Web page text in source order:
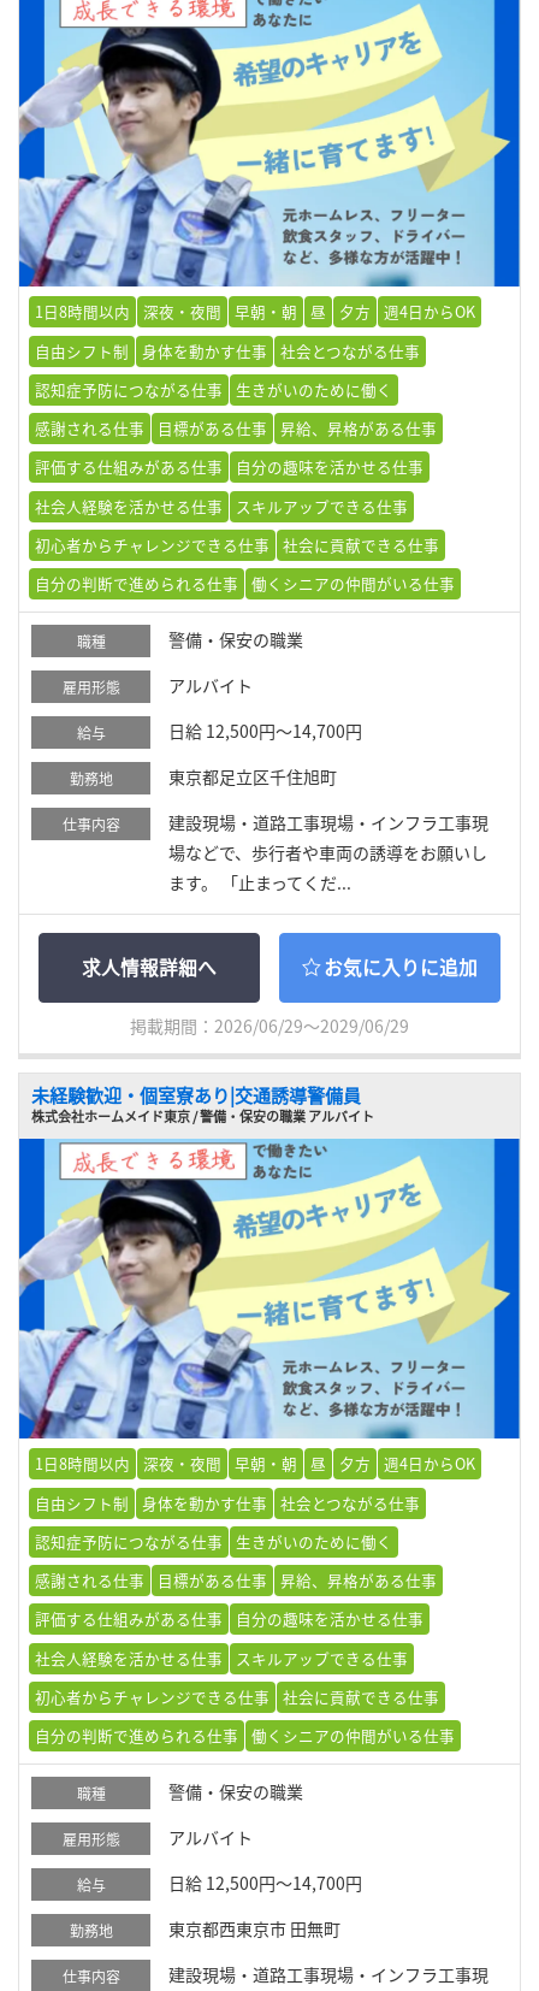
1日8時間以内 深夜・夜間 早朝・朝 昼 夕方
週4日からOK
自由シフト制
身体を動かす仕事
社会とつながる仕事
認知症予防につながる仕事
生きがいのために働く
感謝される仕事
目標がある仕事
昇給、昇格がある仕事
評価する仕組みがある仕事
自分の趣味を活かせる仕事
社会人経験を活かせる仕事
スキルアップできる仕事
初心者からチャレンジできる仕事
社会に貢献できる仕事
自分の判断で進められる仕事
働くシニアの仲間がいる仕事
職種 警備・保安の職業
雇用形態 アルバイト
給与 日給 12,500円～14,700円
勤務地 東京都足立区千住旭町
仕事内容
建設現場・道路工事現場・インフラ工事現
場などで、歩行者や車両の誘導をお願いし
ます。 「止まってくだ...
求人情報詳細へ お気に入りに追加
掲載期間：2026/06/29～2029/06/29
未経験歓迎・個室寮あり|交通誘導警備員
株式会社ホームメイド東京 / 警備・保安の職業 アルバイト
1日8時間以内 深夜・夜間 早朝・朝 昼 夕方
週4日からOK
自由シフト制
身体を動かす仕事
社会とつながる仕事
認知症予防につながる仕事
生きがいのために働く
感謝される仕事
目標がある仕事
昇給、昇格がある仕事
評価する仕組みがある仕事
自分の趣味を活かせる仕事
社会人経験を活かせる仕事
スキルアップできる仕事
初心者からチャレンジできる仕事
社会に貢献できる仕事
自分の判断で進められる仕事
働くシニアの仲間がいる仕事
職種 警備・保安の職業
雇用形態 アルバイト
給与 日給 12,500円～14,700円
勤務地 東京都西東京市 田無町
仕事内容 建設現場・道路工事現場・インフラ工事現